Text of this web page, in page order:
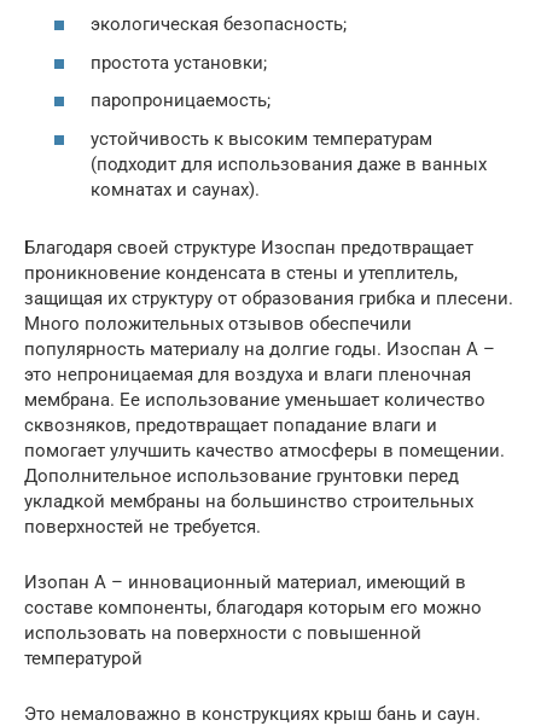
экологическая безопасность;
простота установки;
паропроницаемость;
устойчивость к высоким температурам
(подходит для использования даже в ванных
комнатах и саунах).
Благодаря своей структуре Изоспан предотвращает
проникновение конденсата в стены и утеплитель,
защищая их структуру от образования грибка и плесени.
Много положительных отзывов обеспечили
популярность материалу на долгие годы. Изоспан А –
это непроницаемая для воздуха и влаги пленочная
мембрана. Ее использование уменьшает количество
сквозняков, предотвращает попадание влаги и
помогает улучшить качество атмосферы в помещении.
Дополнительное использование грунтовки перед
укладкой мембраны на большинство строительных
поверхностей не требуется.
Изопан А – инновационный материал, имеющий в
составе компоненты, благодаря которым его можно
использовать на поверхности с повышенной
температурой
Это немаловажно в конструкциях крыш бань и саун.